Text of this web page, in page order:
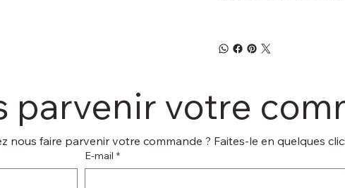
parvenir votre
nous faire parvenir votre commande ? Faites-le en quelques
E‑mail *